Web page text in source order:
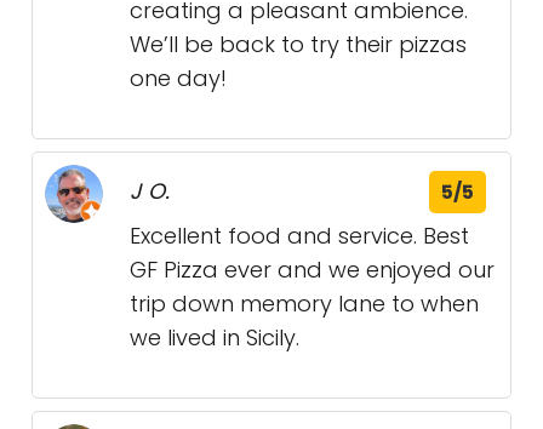
creating a pleasant ambience.
We’ll be back to try their pizzas
one day!
J O. 5/5
Excellent food and service. Best
GF Pizza ever and we enjoyed our
trip down memory lane to when
we lived in Sicily.